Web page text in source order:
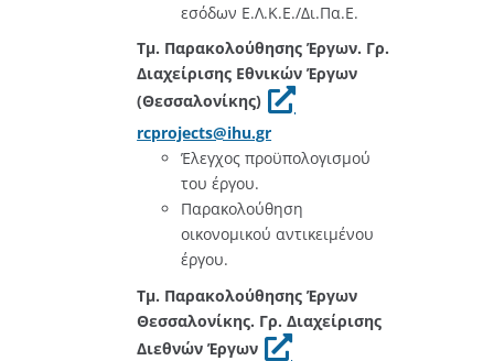
εσόδων Ε.Λ.Κ.Ε./Δι.Πα.Ε.
Τμ. Παρακολούθησης Έργων. Γρ.
Διαχείρισης Εθνικών Έργων
(Θεσσαλονίκης)
rcprojects@ihu.gr
Έλεγχος προϋπολογισμού
του έργου.
Παρακολούθηση
οικονομικού αντικειμένου
έργου.
Τμ. Παρακολούθησης Έργων
Θεσσαλονίκης. Γρ. Διαχείρισης
Διεθνών Έργων